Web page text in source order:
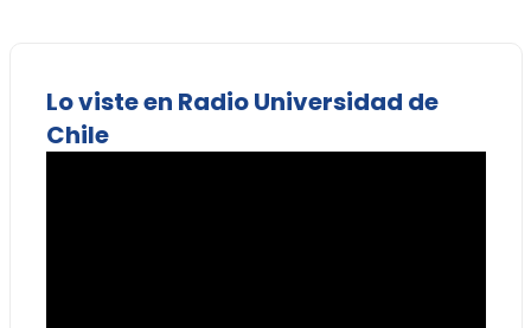
Lo viste en Radio Universidad de
Chile